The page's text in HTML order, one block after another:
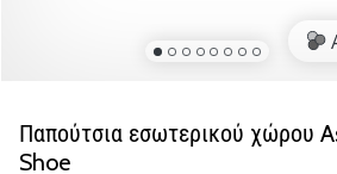
βόλεϊ
Παπούτσια εσωτερικού χώρου
Shoe